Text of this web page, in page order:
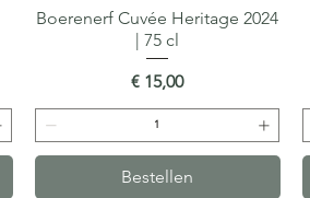
Snel overzicht
Boerenerf Cuvée Heritage 2024
| 75 cl
Prijs
€ 15,00
Bestellen